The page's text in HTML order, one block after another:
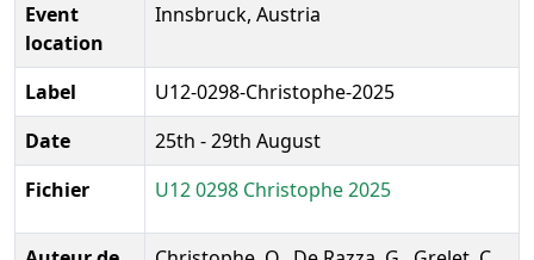
Event
location
Innsbruck, Austria
Label
U12-0298-Christophe-2025
Date
25th - 29th August
Fichier
U12 0298 Christophe 2025